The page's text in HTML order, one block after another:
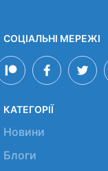
СОЦІАЛЬНІ МЕРЕЖІ
КАТЕГОРІЇ
Новини
Блоги